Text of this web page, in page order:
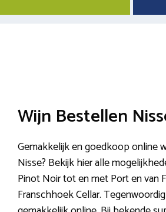
Wijn Bestellen
Gemakkelijk en goedkoop online
Nisse? Bekijk hier alle
Pinot Noir tot en met Port en van
Franschhoek Cellar.